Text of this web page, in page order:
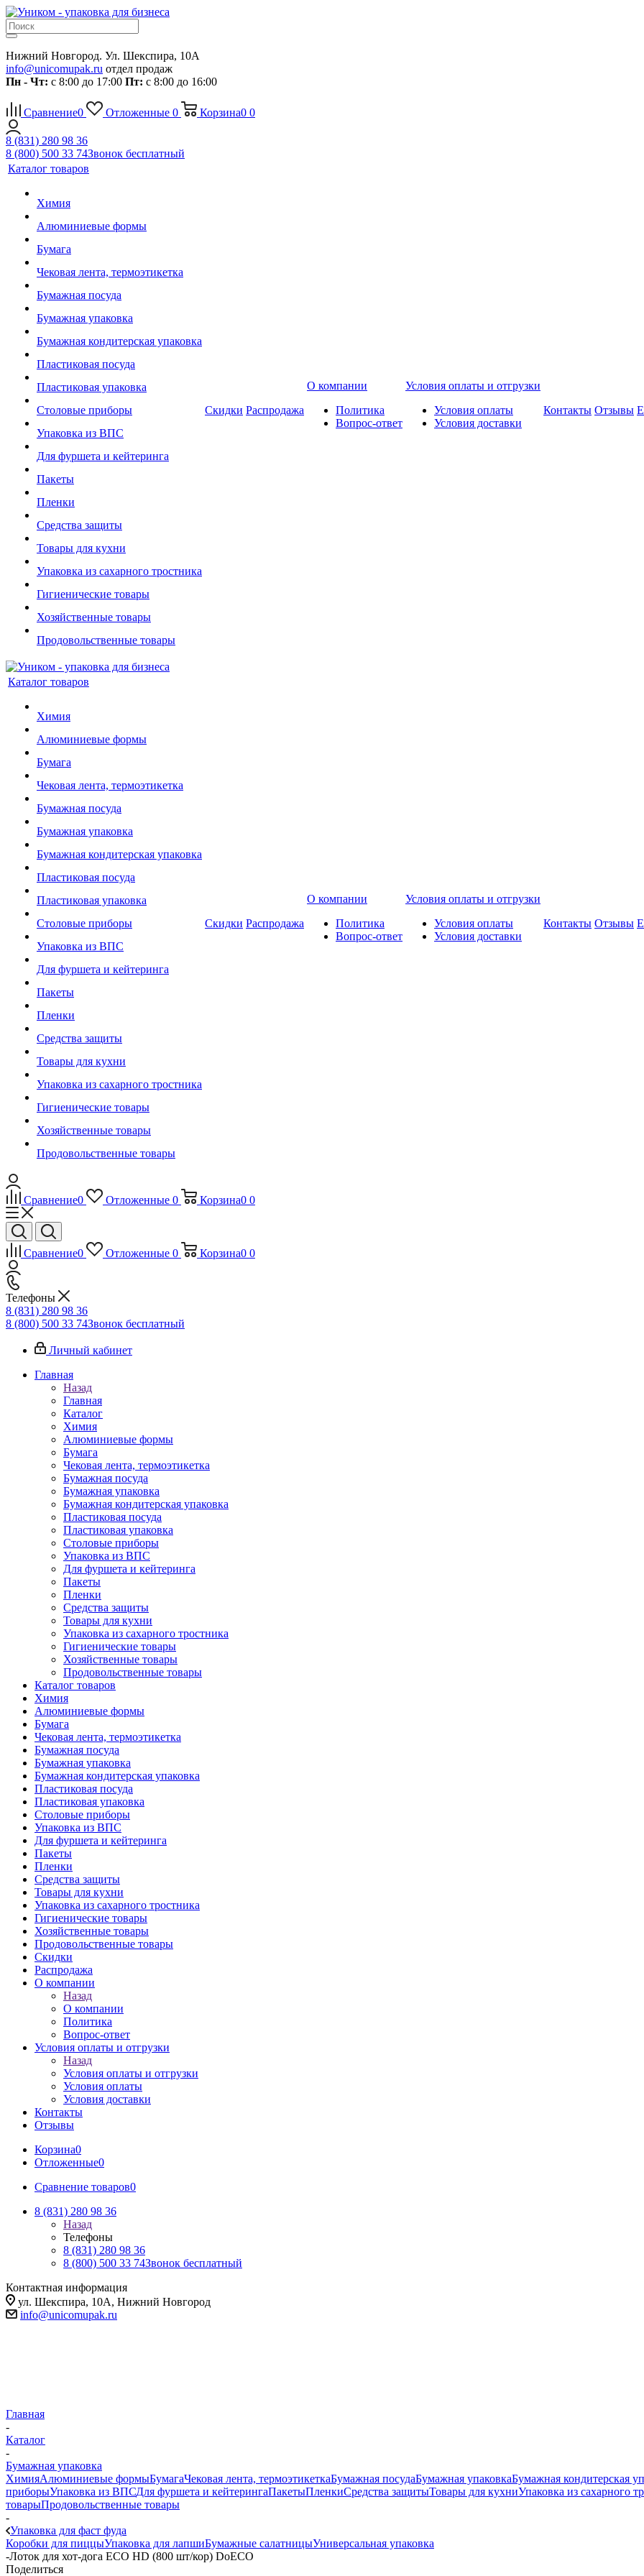
Нижний Новгород. Ул. Шекспира, 10А
info@unicomupak.ru отдел продаж
Пн - Чт: с 8:00 до 17:00 Пт: с 8:00 до 16:00
Сравнение0 Отложенные 0 Корзина0 0
8 (831) 280 98 36
8 (800) 500 33 74Звонок бесплатный
Каталог товаров
Химия
Алюминиевые формы
Бумага
Чековая лента, термоэтикетка
Бумажная посуда
Бумажная упаковка
Бумажная кондитерская упаковка
Пластиковая посуда
Пластиковая упаковка
Столовые приборы
Упаковка из ВПС
Для фуршета и кейтеринга
Пакеты
Пленки
Средства защиты
Товары для кухни
Упаковка из сахарного тростника
Гигиенические товары
Хозяйственные товары
Продовольственные товары
Скидки Распродажа
О компании
Политика
Вопрос-ответ
Условия оплаты и отгрузки
Условия оплаты
Условия доставки
Контакты Отзывы
Каталог товаров
Химия
Алюминиевые формы
Бумага
Чековая лента, термоэтикетка
Бумажная посуда
Бумажная упаковка
Бумажная кондитерская упаковка
Пластиковая посуда
Пластиковая упаковка
Столовые приборы
Упаковка из ВПС
Для фуршета и кейтеринга
Пакеты
Пленки
Средства защиты
Товары для кухни
Упаковка из сахарного тростника
Гигиенические товары
Хозяйственные товары
Продовольственные товары
Скидки Распродажа
О компании
Политика
Вопрос-ответ
Условия оплаты и отгрузки
Условия оплаты
Условия доставки
Контакты Отзывы
Сравнение0 Отложенные 0 Корзина0 0
Сравнение0 Отложенные 0 Корзина0 0
Телефоны
8 (831) 280 98 36
8 (800) 500 33 74Звонок бесплатный
Личный кабинет
Главная
Назад
Главная
Каталог
Химия
Алюминиевые формы
Бумага
Чековая лента, термоэтикетка
Бумажная посуда
Бумажная упаковка
Бумажная кондитерская упаковка
Пластиковая посуда
Пластиковая упаковка
Столовые приборы
Упаковка из ВПС
Для фуршета и кейтеринга
Пакеты
Пленки
Средства защиты
Товары для кухни
Упаковка из сахарного тростника
Гигиенические товары
Хозяйственные товары
Продовольственные товары
Каталог товаров
Химия
Алюминиевые формы
Бумага
Чековая лента, термоэтикетка
Бумажная посуда
Бумажная упаковка
Бумажная кондитерская упаковка
Пластиковая посуда
Пластиковая упаковка
Столовые приборы
Упаковка из ВПС
Для фуршета и кейтеринга
Пакеты
Пленки
Средства защиты
Товары для кухни
Упаковка из сахарного тростника
Гигиенические товары
Хозяйственные товары
Продовольственные товары
Скидки
Распродажа
О компании
Назад
О компании
Политика
Вопрос-ответ
Условия оплаты и отгрузки
Назад
Условия оплаты и отгрузки
Условия оплаты
Условия доставки
Контакты
Отзывы
Корзина0
Отложенные0
Сравнение товаров0
8 (831) 280 98 36
Назад
Телефоны
8 (831) 280 98 36
8 (800) 500 33 74Звонок бесплатный
Контактная информация
ул. Шекспира, 10А, Нижний Новгород
info@unicomupak.ru
Главная
-
Каталог
-
Бумажная упаковка
ХимияАлюминиевые формыБумагаЧековая лента, термоэтикеткаБумажная посудаБумажная упаковкаБумажная кондитерская
приборыУпаковка из ВПСДля фуршета и кейтерингаПакетыПленкиСредства защитыТовары для кухниУпаковка из сахарного
товарыПродовольственные товары
-
Упаковка для фаст фуда
Коробки для пиццыУпаковка для лапшиБумажные салатницыУниверсальная упаковка
-Лоток для хот-дога ECO HD (800 шт/кор) DoECO
Поделиться